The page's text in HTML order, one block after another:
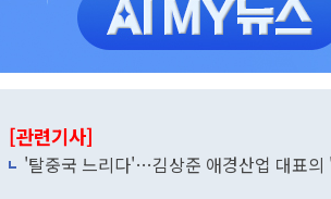
[관련기사]
'탈중국 느리다'…김상준 애경산업 대표의